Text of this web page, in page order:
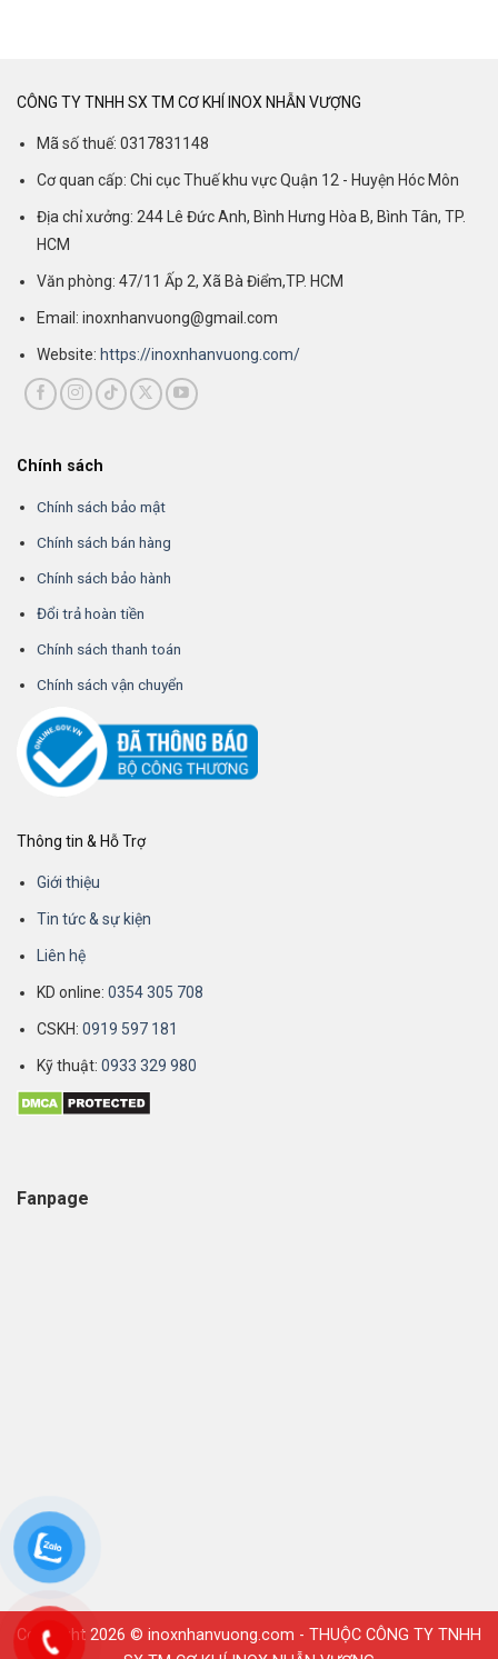
CÔNG TY TNHH SX TM CƠ KHÍ INOX NHẪN VƯỢNG
Mã số thuế: 0317831148
Cơ quan cấp: Chi cục Thuế khu vực Quận 12 - Huyện Hóc Môn
Địa chỉ xưởng: 244 Lê Đức Anh, Bình Hưng Hòa B, Bình Tân, TP.
HCM
Văn phòng: 47/11 Ấp 2, Xã Bà Điểm,TP. HCM
Email: inoxnhanvuong@gmail.com
Website: https://inoxnhanvuong.com/
Chính sách
Chính sách bảo mật
Chính sách bán hàng
Chính sách bảo hành
Đổi trả hoàn tiền
Chính sách thanh toán
Chính sách vận chuyển
Thông tin & Hỗ Trợ
Giới thiệu
Tin tức & sự kiện
Liên hệ
KD online:0354 305 708
CSKH: 0919 597 181
Kỹ thuật:0933 329 980
Fanpage
Copyright 2026 © inoxnhanvuong.com - THUỘC CÔNG TY TNHH